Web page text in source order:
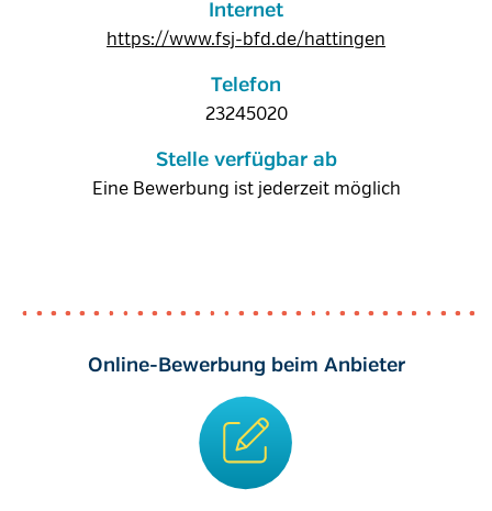
Internet
https://www.fsj-bfd.de/hattingen
Telefon
23245020
Stelle verfügbar ab
Eine Bewerbung ist jederzeit möglich
Online-Bewerbung beim Anbieter